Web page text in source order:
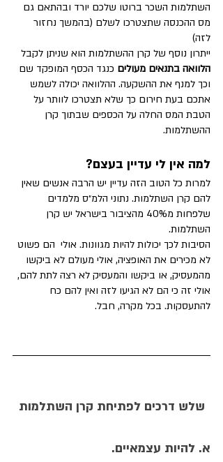
השתלמות השכר ברוטו שלכם יורד ובהתאם גם
מס ההכנסה שתצטרכו לשלם (בהמשך נחזור
לזה)
ייתרון נוסף של קרן ההשתלמות הוא שניתן לקבל
הלוואה בתנאים מעולים כנגד הכסף המופקד שם
וכך למנף את ההשקעה. ההלוואה יכולה לשמש
אתכם בעת חירום כך שלא תצטרכו לוותר על
הטבת המס החלה על הכספים שבתוך קרן
ההשתלמות.
למה אין לי עדיין בעצם?
למרות כל הטוב הזה עדיין יש הרבה אנשים שאין
להם קרן השתלמות. נתוני הלמ״ס מלמדים
שלפחות מ40% מהציבור בישראל יש קרן
השתלמות.
הסיבות לכך יכולות להיות מגוונות. אולי  הם פשוט
לא מכירים את האופציה, אולי מעולם לא ביקשו
מהמעסיק, או ביקשו והמעסיק לא רצה לתת להם,
אולי זה כי הם לא הגיעו לזה ואין להם כח
להתעסקות. בכל מקרה, חבל.
שלש דרכים לפתיחת קרן השתלמות
א. להיות עצמאיים.